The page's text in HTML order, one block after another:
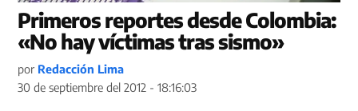
Primeros reportes desde Colombia:
«No hay víctimas tras sismo»
por Redacción Lima
30 de septiembre del 2012 - 18:16:03